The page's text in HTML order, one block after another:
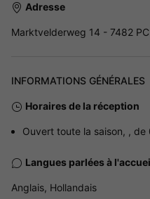
Adresse
Marktvelderweg 14 - 7482
INFORMATIONS GÉNÉRALES
Horaires de la réception
Ouvert toute la saison, ,
Langues parlées à
Anglais, Hollandais